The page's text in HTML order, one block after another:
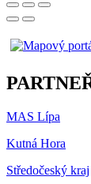
MAS Lípa
Kutná Hora
Středočeský kraj